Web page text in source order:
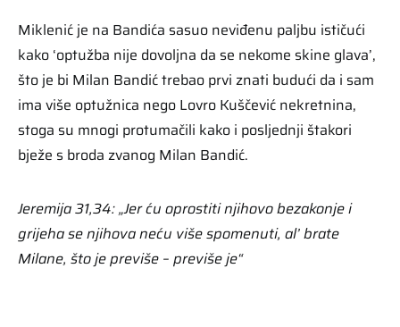
Miklenić je na Bandića sasuo neviđenu paljbu ističući
kako ‘optužba nije dovoljna da se nekome skine glava’,
što je bi Milan Bandić trebao prvi znati budući da i sam
ima više optužnica nego Lovro Kuščević nekretnina,
stoga su mnogi protumačili kako i posljednji štakori
bježe s broda zvanog Milan Bandić.
Jeremija 31,34: „Jer ću oprostiti njihovo bezakonje i
grijeha se njihova neću više spomenuti, al’ brate
Milane, što je previše – previše je“